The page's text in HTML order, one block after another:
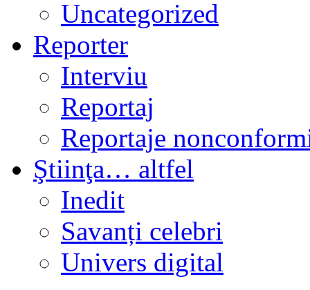
Uncategorized
Reporter
Interviu
Reportaj
Reportaje
Ştiinţa… altfel
Inedit
Savanți celebri
Univers digital